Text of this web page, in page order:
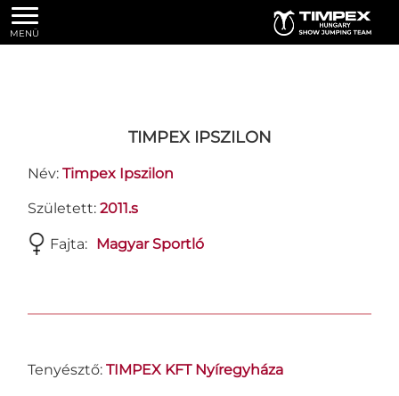
MENÜ
TIMPEX IPSZILON
Név:Timpex Ipszilon
Született:2011.s
Fajta: Magyar Sportló
Tenyésztő:TIMPEX KFT Nyíregyháza